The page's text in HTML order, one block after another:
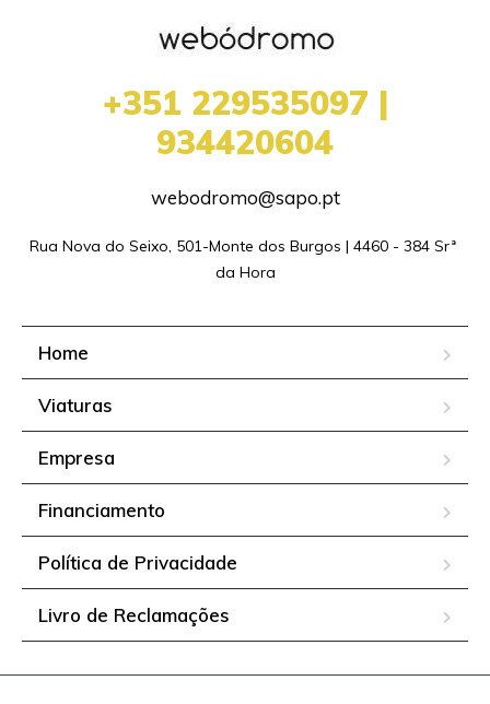
+351 229535097 |
934420604
webodromo@sapo.pt
Rua Nova do Seixo, 501-Monte dos Burgos | 4460 - 384 Srª
da Hora
Home
Viaturas
Empresa
Financiamento
Política de Privacidade
Livro de Reclamações